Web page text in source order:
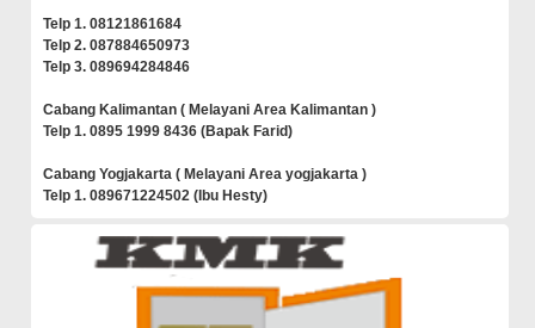
Telp 1. 08121861684
Telp 2. 087884650973
Telp 3. 089694284846
Cabang Kalimantan ( Melayani Area Kalimantan )
Telp 1. 0895 1999 8436 (Bapak Farid)
Cabang Yogjakarta ( Melayani Area yogjakarta )
Telp 1. 089671224502 (Ibu Hesty)